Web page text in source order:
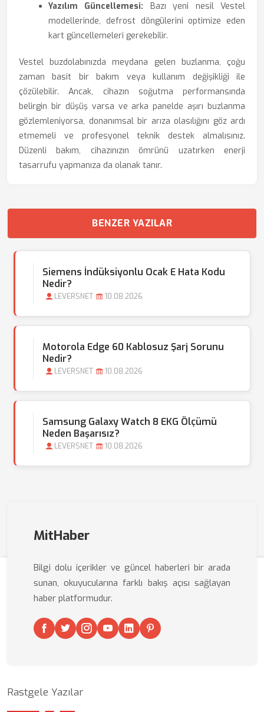
Yazılım Güncellemesi: Bazı yeni nesil Vestel
modellerinde, defrost döngülerini optimize eden
kart güncellemeleri gerekebilir.
Vestel buzdolabınızda meydana gelen buzlanma, çoğu
zaman basit bir bakım veya kullanım değişikliği ile
çözülebilir. Ancak, cihazın soğutma performansında
belirgin bir düşüş varsa ve arka panelde aşırı buzlanma
gözlemleniyorsa, donanımsal bir arıza olasılığını göz ardı
etmemeli ve profesyonel teknik destek almalısınız.
Düzenli bakım, cihazınızın ömrünü uzatırken enerji
tasarrufu yapmanıza da olanak tanır.
BENZER YAZILAR
Siemens İndüksiyonlu Ocak E Hata Kodu
Nedir?
LEVERSNET 10.08.2026
Motorola Edge 60 Kablosuz Şarj Sorunu
Nedir?
LEVERSNET 10.08.2026
Samsung Galaxy Watch 8 EKG Ölçümü
Neden Başarısız?
LEVERSNET 10.08.2026
MitHaber
Bilgi dolu içerikler ve güncel haberleri bir arada
sunan, okuyucularına farklı bakış açısı sağlayan
haber platformudur.
Rastgele Yazılar